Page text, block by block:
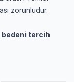
zorunludur.
bedeni tercih